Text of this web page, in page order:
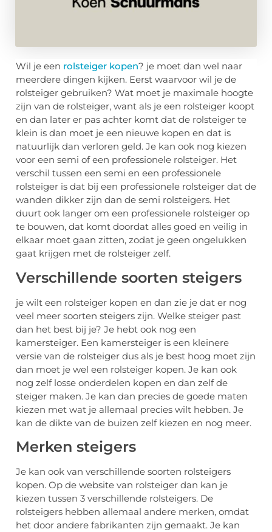
Wil je een rolsteiger kopen? je moet dan wel naar
meerdere dingen kijken. Eerst waarvoor wil je de
rolsteiger gebruiken? Wat moet je maximale hoogte
zijn van de rolsteiger, want als je een rolsteiger koopt
en dan later er pas achter komt dat de rolsteiger te
klein is dan moet je een nieuwe kopen en dat is
natuurlijk dan verloren geld. Je kan ook nog kiezen
voor een semi of een professionele rolsteiger. Het
verschil tussen een semi en een professionele
rolsteiger is dat bij een professionele rolsteiger dat de
wanden dikker zijn dan de semi rolsteigers. Het
duurt ook langer om een professionele rolsteiger op
te bouwen, dat komt doordat alles goed en veilig in
elkaar moet gaan zitten, zodat je geen ongelukken
gaat krijgen met de rolsteiger zelf.
Verschillende soorten steigers
je wilt een rolsteiger kopen en dan zie je dat er nog
veel meer soorten steigers zijn. Welke steiger past
dan het best bij je? Je hebt ook nog een
kamersteiger. Een kamersteiger is een kleinere
versie van de rolsteiger dus als je best hoog moet zijn
dan moet je wel een rolsteiger kopen. Je kan ook
nog zelf losse onderdelen kopen en dan zelf de
steiger maken. Je kan dan precies de goede maten
kiezen met wat je allemaal precies wilt hebben. Je
kan de dikte van de buizen zelf kiezen en nog meer.
Merken steigers
Je kan ook van verschillende soorten rolsteigers
kopen. Op de website van rolsteiger dan kan je
kiezen tussen 3 verschillende rolsteigers. De
rolsteigers hebben allemaal andere merken, omdat
het door andere fabrikanten zijn gemaakt. Je kan